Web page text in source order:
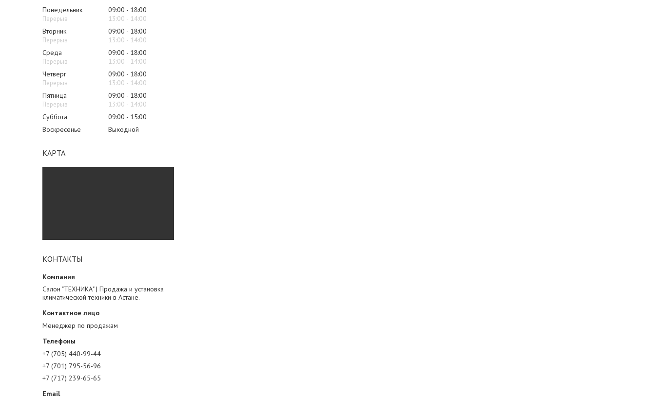
Понедельник 09:00
18:00
13:00
14:00
Вторник
09:00
18:00
13:00
14:00
Среда
09:00
18:00
13:00
14:00
Четверг
09:00
18:00
13:00
14:00
Пятница
09:00
18:00
13:00
14:00
Суббота
09:00
15:00
Воскресенье
Выходной
КАРТА
КОНТАКТЫ
Салон "ТЕХНИКА" | Продажа и установка
климатической техники в Астане.
Менеджер по продажам
+7 (705) 440-99-44
+7 (701) 795-56-96
+7 (717) 239-65-65